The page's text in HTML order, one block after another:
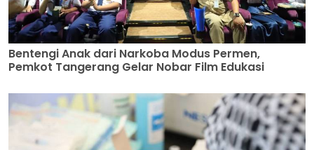
Bentengi Anak dari Narkoba Modus Permen,
Pemkot Tangerang Gelar Nobar Film Edukasi